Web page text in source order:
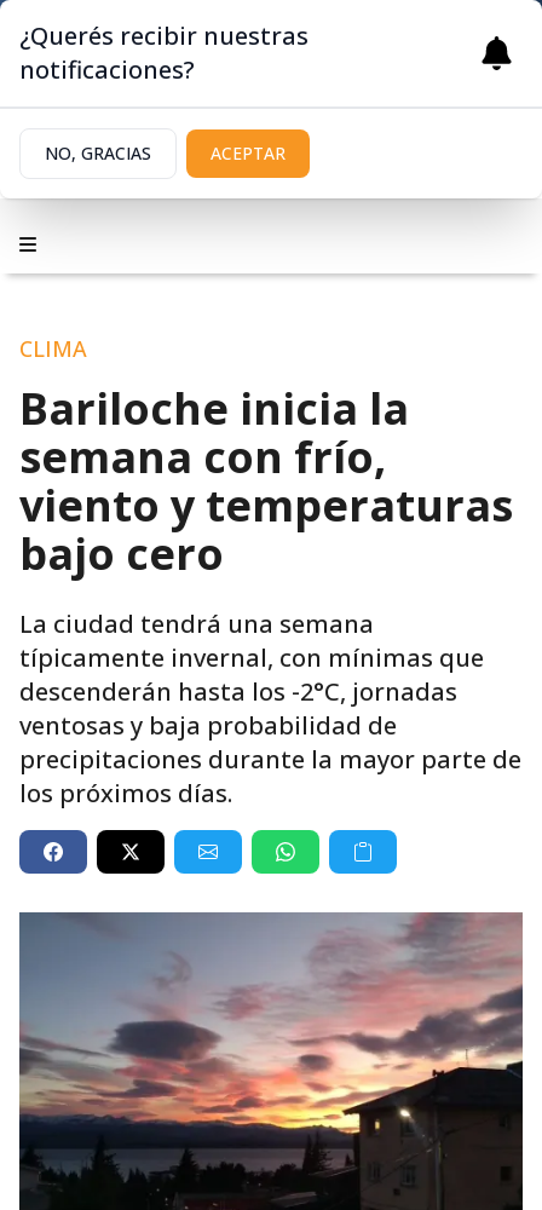
CLIMA
Bariloche inicia la
semana con frío,
viento y temperaturas
bajo cero
La ciudad tendrá una semana
típicamente invernal, con mínimas que
descenderán hasta los -2°C, jornadas
ventosas y baja probabilidad de
precipitaciones durante la mayor parte de
los próximos días.
¿Querés recibir nuestras
notificaciones?
NO, GRACIAS ACEPTAR